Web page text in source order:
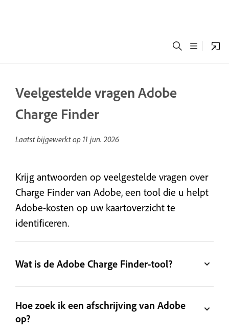
Veelgestelde vragen Adobe
Charge Finder
Laatst bijgewerkt op 11 jun. 2026
Krijg antwoorden op veelgestelde vragen over
Charge Finder van Adobe, een tool die u helpt
Adobe-kosten op uw kaartoverzicht te
identificeren.
Wat is de Adobe Charge Finder-tool?
Hoe zoek ik een afschrijving van Adobe
op?